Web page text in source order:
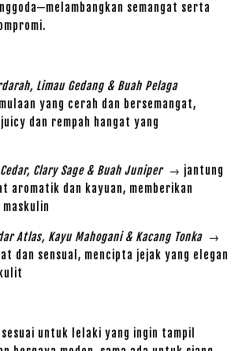
semangat serta
Limau Gedang & Buah Pelaga
yang cerah dan bersemangat,
dan rempah hangat yang
Clary Sage & Buah Juniper→ jantung
aromatik dan kayuan, memberikan
Atlas, Kayu Mahogani & Kacang Tonka→
dan sensual, mencipta jejak yang elegan
sesuai untuk lelaki yang ingin tampil